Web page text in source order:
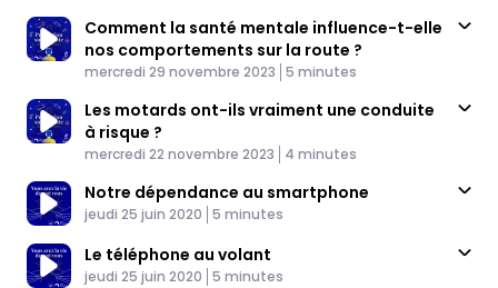
Comment la santé mentale influence-t-elle
nos comportements sur la route ?
Published At
mercredi 29 novembre 2023 Time
5 minutes
Les motards ont-ils vraiment une conduite
à risque ?
Published At
mercredi 22 novembre 2023 Time
4 minutes
Notre dépendance au smartphone
Published At
jeudi 25 juin 2020 Time
5 minutes
Le téléphone au volant
Published At
jeudi 25 juin 2020 Time
5 minutes